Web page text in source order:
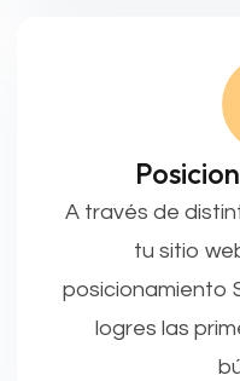
A través de
tu sitio
posicionamiento
logres las